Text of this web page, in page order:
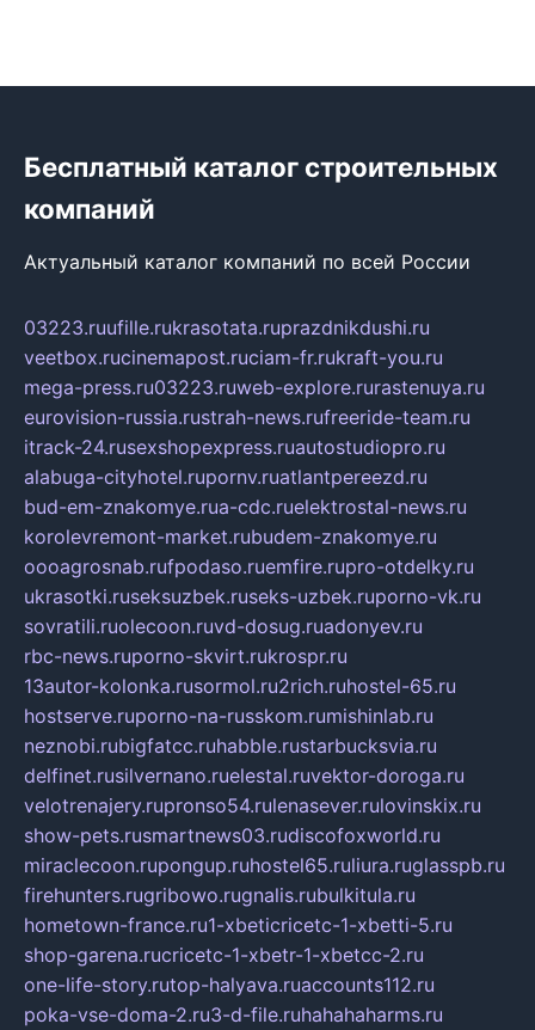
Бесплатный каталог строительных
компаний
Актуальный каталог компаний по всей России
03223.ruufille.rukrasotata.ruprazdnikdushi.ru
veetbox.rucinemapost.ruciam-fr.rukraft-you.ru
mega-press.ru03223.ruweb-explore.rurastenuya.ru
eurovision-russia.rustrah-news.rufreeride-team.ru
itrack-24.rusexshopexpress.ruautostudiopro.ru
alabuga-cityhotel.rupornv.ruatlantpereezd.ru
bud-em-znakomye.rua-cdc.ruelektrostal-news.ru
korolevremont-market.rubudem-znakomye.ru
oooagrosnab.rufpodaso.ruemfire.rupro-otdelky.ru
ukrasotki.ruseksuzbek.ruseks-uzbek.ruporno-vk.ru
sovratili.ruolecoon.ruvd-dosug.ruadonyev.ru
rbc-news.ruporno-skvirt.rukrospr.ru
13autor-kolonka.rusormol.ru2rich.ruhostel-65.ru
hostserve.ruporno-na-russkom.rumishinlab.ru
neznobi.rubigfatcc.ruhabble.rustarbucksvia.ru
delfinet.rusilvernano.ruelestal.ruvektor-doroga.ru
velotrenajery.rupronso54.rulenasever.rulovinskix.ru
show-pets.rusmartnews03.rudiscofoxworld.ru
miraclecoon.rupongup.ruhostel65.ruliura.ruglasspb.ru
firehunters.rugribowo.rugnalis.rubulkitula.ru
hometown-france.ru1-xbeticricetc-1-xbetti-5.ru
shop-garena.rucricetc-1-xbetr-1-xbetcc-2.ru
one-life-story.rutop-halyava.ruaccounts112.ru
poka-vse-doma-2.ru3-d-file.ruhahahaharms.ru